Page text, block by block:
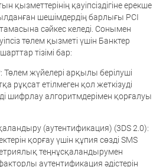
қызметтерінің қауіпсіздігіне ерекше
шешімдердің барлығы PCI
сәйкес келеді. Сонымен
төлем қызметі үшін Банктер
тізімі бар:
Төлем жүйелері арқылы берілуші
рұқсат етілмеген қол жеткізуді
шифрлау алгоритмдерімен қорғалуы
(аутентификация) (3DS 2.0):
қорғау үшін құпия сөзді SMS
теңнұсқаландырумен
аутентификация әдістерін